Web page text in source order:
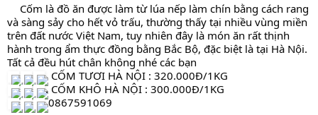
Cốm là đồ ăn được làm từ lúa nếp làm chín bằng cách rang
và sàng sảy cho hết vỏ trấu, thường thấy tại nhiều vùng miền
trên đất nước Việt Nam, tuy nhiên đây là món ăn rất thịnh
hành trong ẩm thực đồng bằng Bắc Bộ, đặc biệt là tại Hà Nội.
Tất cả đều hút chân không nhé các bạn
  CỐM TƯƠI HÀ NỘI : 320.000Đ/1KG
. CỐM KHÔ HÀ NỘI : 300.000Đ/1KG
0867591069